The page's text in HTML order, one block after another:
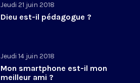
Jeudi 21 juin 2018
Dieu est-il pédagogue ?
Jeudi 14 juin 2018
Mon smartphone est-il mon
meilleur ami ?